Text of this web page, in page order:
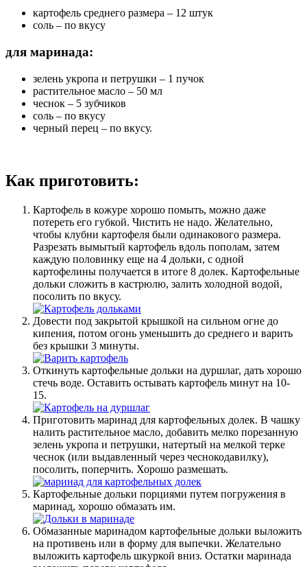
картофель среднего размера – 12 штук
соль – по вкусу
для маринада:
зелень укропа и петрушки – 1 пучок
растительное масло – 50 мл
чеснок – 5 зубчиков
соль – по вкусу
черный перец – по вкусу.
Как приготовить:
Картофель в кожуре хорошо помыть, можно даже
потереть его губкой. Чистить не надо. Желательно,
чтобы клубни картофеля были одинакового размера.
Разрезать вымытый картофель вдоль пополам, затем
каждую половинку еще на 4 дольки, с одной
картофелины получается в итоге 8 долек. Картофельные
дольки сложить в кастрюлю, залить холодной водой,
посолить по вкусу.
Довести под закрытой крышкой на сильном огне до
кипения, потом огонь уменьшить до среднего и варить
без крышки 3 минуты.
Откинуть картофельные дольки на дуршлаг, дать хорошо
стечь воде. Оставить остывать картофель минут на 10-
15.
Приготовить маринад для картофельных долек. В чашку
налить растительное масло, добавить мелко порезанную
зелень укропа и петрушки, натертый на мелкой терке
чеснок (или выдавленный через чеснокодавилку),
посолить, поперчить. Хорошо размешать.
Картофельные дольки порциями путем погружения в
маринад, хорошо обмазать им.
Обмазанные маринадом картофельные дольки выложить
на противень или в форму для выпечки. Желательно
выложить картофель шкуркой вниз. Остатки маринада